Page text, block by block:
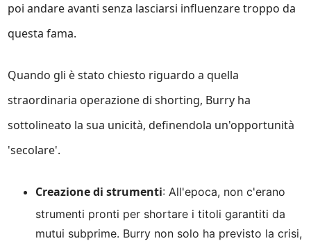
poi andare avanti senza lasciarsi influenzare troppo da
questa fama.
Quando gli è stato chiesto riguardo a quella
straordinaria operazione di shorting, Burry ha
sottolineato la sua unicità, definendola un'opportunità
'secolare'.
Creazione di strumenti: All'epoca, non c'erano
strumenti pronti per shortare i titoli garantiti da
mutui subprime. Burry non solo ha previsto la crisi,